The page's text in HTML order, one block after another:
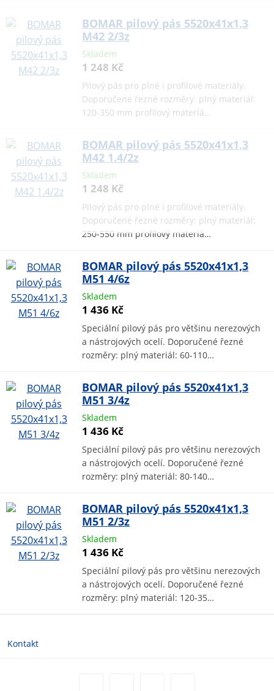
BOMAR pilový pás 5520x41x1,3
M42 2/3z
Skladem
1 248 Kč
Pilový pás pro plné i profilové materiály.
Doporučené řezné rozměry: plný materiál:
120-350 mm profilový materiá…
BOMAR pilový pás 5520x41x1,3
M42 1.4/2z
Skladem
1 248 Kč
Pilový pás pro plné i profilové materiály.
Doporučené řezné rozměry: plný materiál:
250-550 mm profilový materiá…
BOMAR pilový pás 5520x41x1,3
M51 4/6z
Skladem
1 436 Kč
Speciální pilový pás pro většinu nerezových
a nástrojových ocelí. Doporučené řezné
rozměry: plný materiál: 60-110…
BOMAR pilový pás 5520x41x1,3
M51 3/4z
Skladem
1 436 Kč
Speciální pilový pás pro většinu nerezových
a nástrojových ocelí. Doporučené řezné
rozměry: plný materiál: 80-140…
BOMAR pilový pás 5520x41x1,3
M51 2/3z
Skladem
1 436 Kč
Speciální pilový pás pro většinu nerezových
a nástrojových ocelí. Doporučené řezné
rozměry: plný materiál: 120-35…
Kontakt